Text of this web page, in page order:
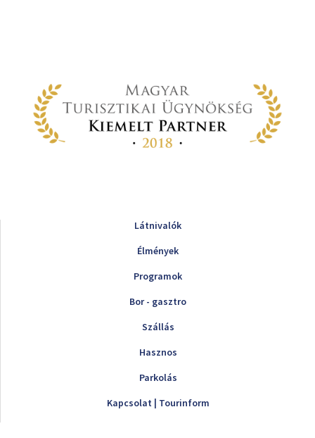
Látnivalók
Élmények
Programok
Bor - gasztro
Szállás
Hasznos
Parkolás
Kapcsolat | Tourinform